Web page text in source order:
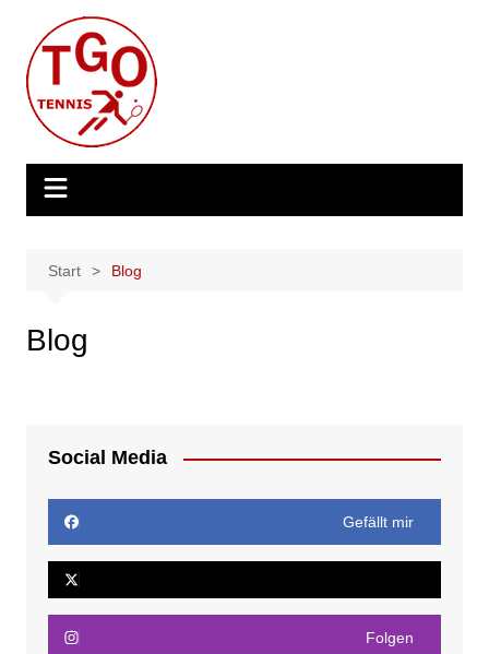
Inhalt
springen
Start Blog
Blog
Social Media
Gefällt mir
Folgen